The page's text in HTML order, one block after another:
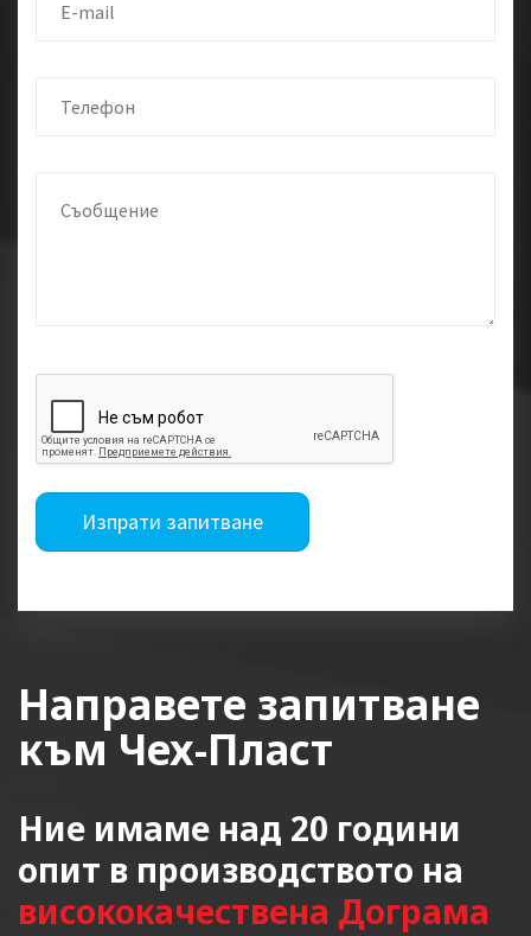
Изпрати запитване
Направете запитване
към Чех-Пласт
Ние имаме над 20 години
опит в производството на
висококачествена Дограма